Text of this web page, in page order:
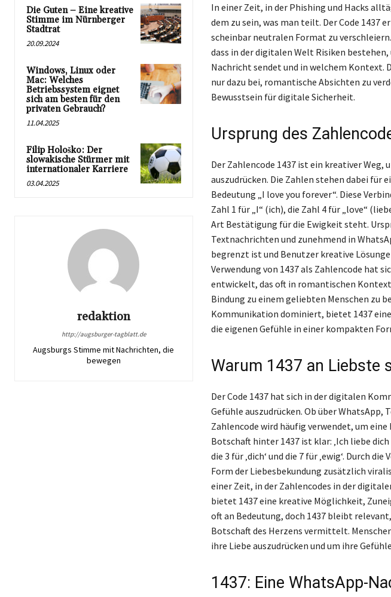
Die Guten – Eine kreative
Stimme im Nürnberger
Stadtrat
20.09.2024
Windows, Linux oder
Mac: Welches
Betriebssystem eignet
sich am besten für den
privaten Gebrauch?
11.04.2025
Filip Hološko: Der
slowakische Stürmer mit
internationaler Karriere
03.04.2025
redaktion
http://augsburger-tagblatt.de
Augsburgs Stimme mit Nachrichten, die
bewegen
In einer Zeit, in der Phishing und Hacks
dem zu sein, was man teilt. Der Code 1437
scheinbar neutralen Format zu
dass in der digitalen Welt Risiken
Nachricht sendet und in welchem Kontext.
nur dazu bei, romantische Absichten zu
Bewusstsein für digitale Sicherheit.
Ursprung des
Der Zahlencode 1437 ist ein kreativer
auszudrücken. Die Zahlen stehen dabei
Bedeutung „I love you forever“. Diese
Zahl 1 für „I“ (ich), die Zahl 4 für „love“
Art Bestätigung für die Ewigkeit steht.
Textnachrichten und zunehmend in
begrenzt ist und Benutzer kreative
Verwendung von 1437 als Zahlencode hat
entwickelt, das oft in romantischen
Bindung zu einem geliebten Menschen zu
Kommunikation dominiert, bietet 1437
die eigenen Gefühle in einer kompakten
Warum 1437 an Liebste
Der Code 1437 hat sich in der digitalen
Gefühle auszudrücken. Ob über WhatsApp,
Zahlencode wird häufig verwendet, um
Botschaft hinter 1437 ist klar: ‚Ich liebe dich
die 3 für ‚dich‘ und die 7 für ‚ewig‘. Durch
Form der Liebesbekundung zusätzlich
einer Zeit, in der Zahlencodes in der
bietet 1437 eine kreative Möglichkeit,
oft an Bedeutung, doch 1437 bleibt
Botschaft des Herzens vermittelt.
ihre Liebe auszudrücken und um ihre
1437: Eine WhatsApp-